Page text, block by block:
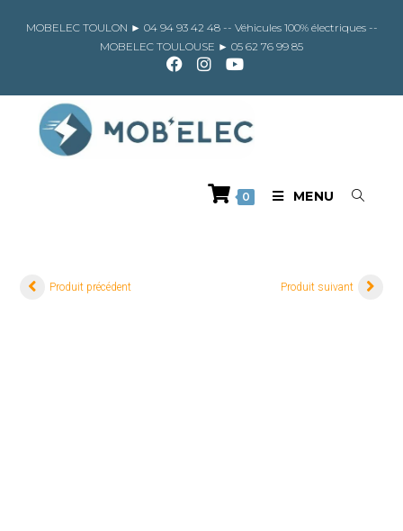
MOBELEC TOULON ► 04 94 93 42 48 -- Véhicules 100% électriques --
MOBELEC TOULOUSE ► 05 62 76 99 85
0 MENU
Produit précédent Produit suivant